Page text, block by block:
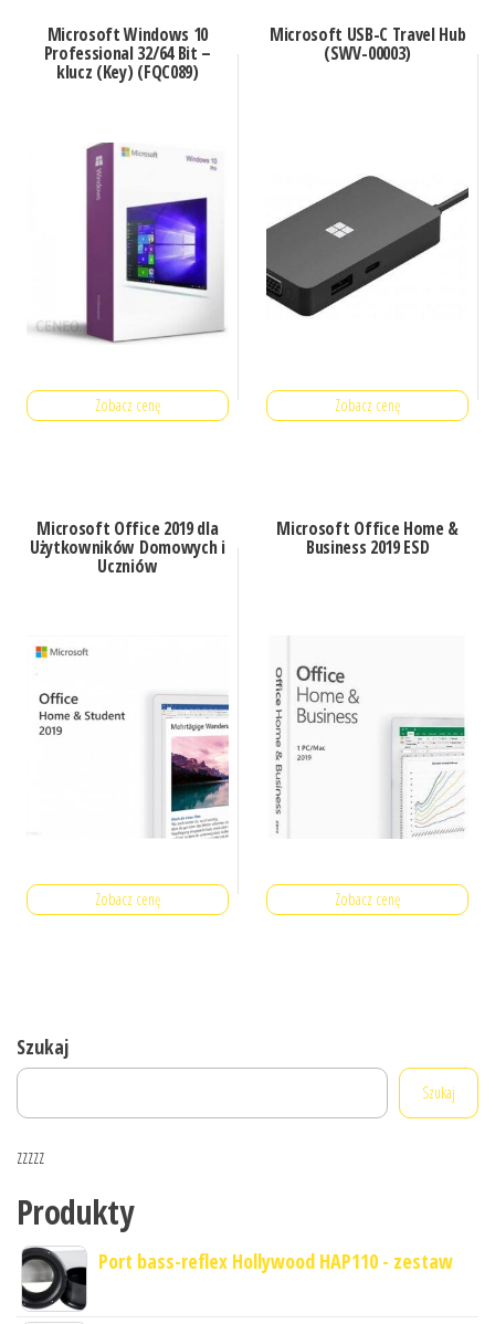
Microsoft Windows 10
Professional 32/64 Bit –
klucz (Key) (FQC089)
Zobacz cenę
Microsoft USB-C Travel Hub
(SWV-00003)
Zobacz cenę
Microsoft Office 2019 dla
Użytkowników Domowych i
Uczniów
Zobacz cenę
Microsoft Office Home &
Business 2019 ESD
Zobacz cenę
Szukaj
Szukaj
zzzzz
Produkty
Port bass-reflex Hollywood HAP110 - zestaw